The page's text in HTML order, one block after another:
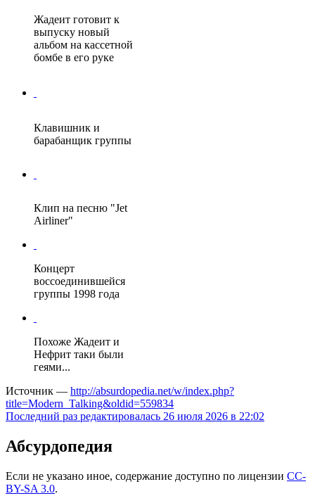
Жадеит готовит к
выпуску новый
альбом на кассетной
бомбе в его руке
Клавишник и
барабанщик группы
Клип на песню "Jet
Airliner"
Концерт
воссоединившейся
группы 1998 года
Похоже Жадеит и
Нефрит таки были
геями...
Источник — http://absurdopedia.net/w/index.php?
title=Modern_Talking&oldid=559834
Последний раз редактировалась 26 июля 2026 в 22:02
Абсурдопедия
Если не указано иное, содержание доступно по лицензии CC-
BY-SA 3.0.